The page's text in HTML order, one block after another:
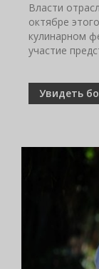
Власти
октябре
кулинарном
участие
Увидеть